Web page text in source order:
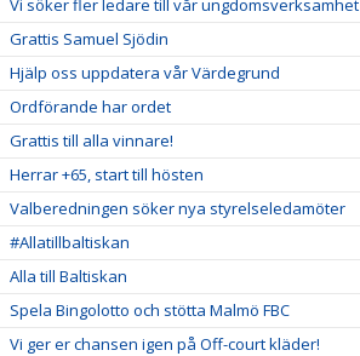
Vi söker fler ledare till vår ungdomsverksamhet
Grattis Samuel Sjödin
Hjälp oss uppdatera vår Värdegrund
Ordförande har ordet
Grattis till alla vinnare!
Herrar +65, start till hösten
Valberedningen söker nya styrelseledamöter
#Allatillbaltiskan
Alla till Baltiskan
Spela Bingolotto och stötta Malmö FBC
Vi ger er chansen igen på Off-court kläder!